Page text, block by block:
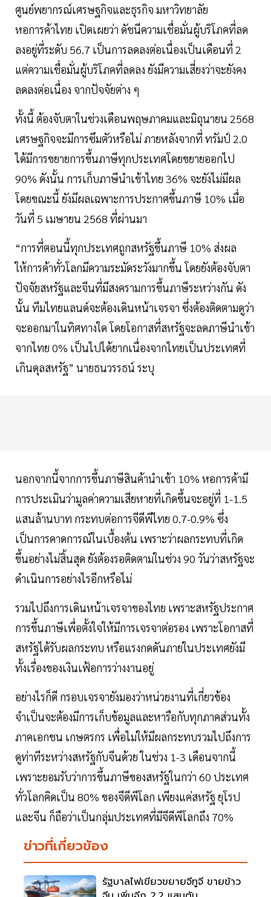
ศูนย์พยากรณ์เศรษฐกิจและธุรกิจ มหาวิทยาลัย
หอการค้าไทย เปิดเผยว่า ดัชนีความเชื่อมั่นผู้บริโภคที่ลด
ลงอยู่ที่ระดับ 56.7 เป็นการลดลงต่อเนื่องเป็นเดือนที่ 2
แต่ความเชื่อมั่นผู้บริโภคที่ลดลง ยังมีความเสี่ยงว่าจะยังคง
ลดลงต่อเนื่อง จากปัจจัยต่าง ๆ
ทั้งนี้ ต้องจับตาในช่วงเดือนพฤษภาคมและมิถุนายน 2568
เศรษฐกิจจะมีการซึมตัวหรือไม่ ภายหลังจากที่ ทรัมป์ 2.0
ได้มีการขยายการขึ้นภาษีทุกประเทศโดยขยายออกไป
90% ดังนั้น การเก็บภาษีนำเข้าไทย 36% จะยังไม่มีผล
โดยขณะนี้ ยังมีผลเฉพาะการประกาศขึ้นภาษี 10% เมื่อ
วันที่ 5 เมษายน 2568 ที่ผ่านมา
“การที่ตอนนี้ทุกประเทศถูกสหรัฐขึ้นภาษี 10% ส่งผล
ให้การค้าทั่วโลกมีความระมัดระวังมากขึ้น โดยยังต้องจับตา
ปัจจัยสหรัฐและจีนที่มีสงครามการขึ้นภาษีระหว่างกัน ดัง
นั้น ทีมไทยแลนด์จะต้องเดินหน้าเจรจา ซึ่งต้องติดตามดูว่า
จะออกมาในทิศทางใด โดยโอกาสที่สหรัฐจะลดภาษีนำเข้า
จากไทย 0% เป็นไปได้ยากเนื่องจากไทยเป็นประเทศที่
เกินดุลสหรัฐ” นายธนวรรธน์ ระบุ
นอกจากนี้จากการขึ้นภาษีสินค้านำเข้า 10% หอการค้ามี
การประเมินว่ามูลค่าความเสียหายที่เกิดขึ้นจะอยู่ที่ 1-1.5
แสนล้านบาท กระทบต่อการจีดีพีไทย 0.7-0.9% ซึ่ง
เป็นการคาดการณ์ในเบื้องต้น เพราะว่าผลกระทบที่เกิด
ขึ้นอย่างไม่สิ้นสุด ยังต้องรอติดตามในช่วง 90 วันว่าสหรัฐจะ
ดำเนินการอย่างไรอีกหรือไม่
รวมไปถึงการเดินหน้าเจรจาของไทย เพราะสหรัฐประกาศ
การขึ้นภาษีเพื่อตั้งใจให้มีการเจรจาต่อรอง เพราะโอกาสที่
สหรัฐได้รับผลกระทบ หรือแรงกดดันภายในประเทศยังมี
ทั้งเรื่องของเงินเฟ้อการว่างงานอยู่
อย่างไรก็ดี กรอบเจรจายังมองว่าหน่วยงานที่เกี่ยวข้อง
จำเป็นจะต้องมีการเก็บข้อมูลและหารือกับทุกภาคส่วนทั้ง
ภาคเอกชน เกษตรกร เพื่อไม่ให้มีผลกระทบรวมไปถึงการ
ดูท่าทีระหว่างสหรัฐกับจีนด้วย ในช่วง 1-3 เดือนจากนี้
เพราะยอมรับว่าการขึ้นภาษีของสหรัฐในกว่า 60 ประเทศ
ทั่วโลกคิดเป็น 80% ของจีดีพีโลก เพียงแค่สหรัฐ ยุโรป
และจีน ก็ถือว่าเป็นกลุ่มประเทศที่มีจีดีพีโลกถึง 70%
ข่าวที่เกี่ยวข้อง
รัฐบาลไฟเขียวขยายจีทูจี ขายข้าว